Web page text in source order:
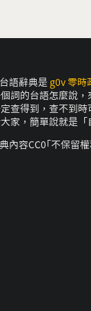
語辭典是 g0v 零時
詞的台語怎麼說
查得到，查不到
家，簡單說就是「
內容CC0｢不保留